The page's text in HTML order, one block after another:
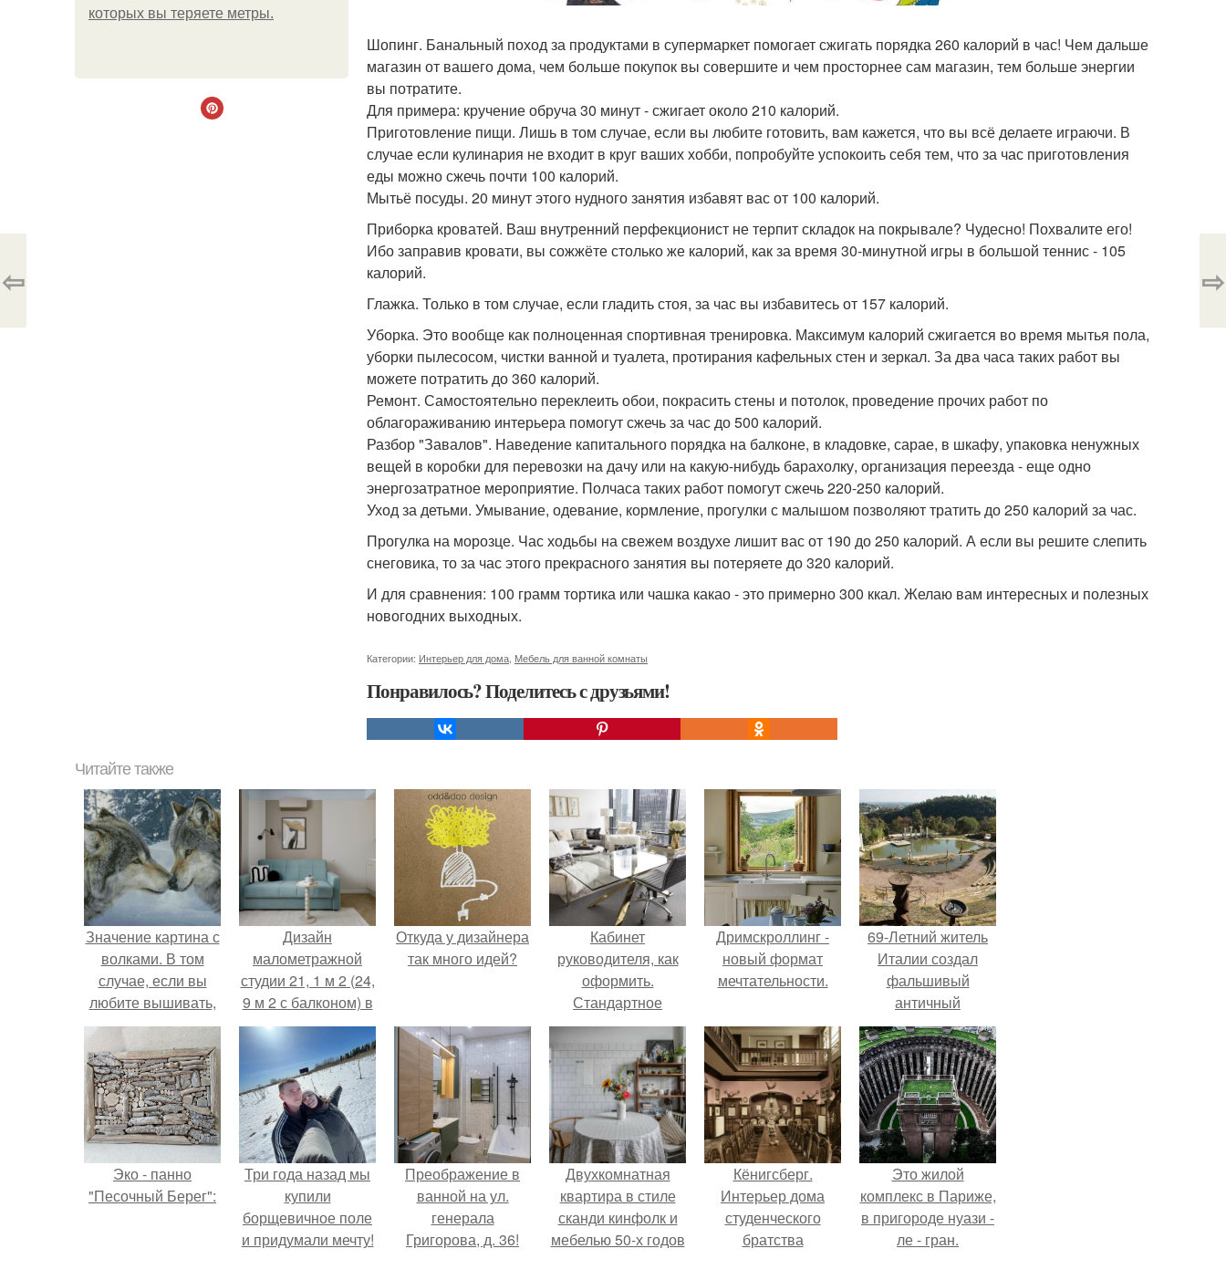
которых вы теряете метры.
Шопинг. Банальный поход за продуктами в супермаркет помогает сжигать порядка 260 калорий в час! Чем дальше
магазин от вашего дома, чем больше покупок вы совершите и чем просторнее сам магазин, тем больше энергии
вы потратите.
Для примера: кручение обруча 30 минут - сжигает около 210 калорий.
Приготовление пищи. Лишь в том случае, если вы любите готовить, вам кажется, что вы всё делаете играючи. В
случае если кулинария не входит в круг ваших хобби, попробуйте успокоить себя тем, что за час приготовления
еды можно сжечь почти 100 калорий.
Мытьё посуды. 20 минут этого нудного занятия избавят вас от 100 калорий.
Приборка кроватей. Ваш внутренний перфекционист не терпит складок на покрывале? Чудесно! Похвалите его!
Ибо заправив кровати, вы сожжёте столько же калорий, как за время 30-минутной игры в большой теннис - 105
калорий.
Глажка. Только в том случае, если гладить стоя, за час вы избавитесь от 157 калорий.
Уборка. Это вообще как полноценная спортивная тренировка. Максимум калорий сжигается во время мытья пола,
уборки пылесосом, чистки ванной и туалета, протирания кафельных стен и зеркал. За два часа таких работ вы
можете потратить до 360 калорий.
Ремонт. Самостоятельно переклеить обои, покрасить стены и потолок, проведение прочих работ по
облагораживанию интерьера помогут сжечь за час до 500 калорий.
Разбор "Завалов". Наведение капитального порядка на балконе, в кладовке, сарае, в шкафу, упаковка ненужных
вещей в коробки для перевозки на дачу или на какую-нибудь барахолку, организация переезда - еще одно
энергозатратное мероприятие. Полчаса таких работ помогут сжечь 220-250 калорий.
Уход за детьми. Умывание, одевание, кормление, прогулки с малышом позволяют тратить до 250 калорий за час.
Прогулка на морозце. Час ходьбы на свежем воздухе лишит вас от 190 до 250 калорий. А если вы решите слепить
снеговика, то за час этого прекрасного занятия вы потеряете до 320 калорий.
И для сравнения: 100 грамм тортика или чашка какао - это примерно 300 ккал. Желаю вам интересных и полезных
новогодних выходных.
Категории: Интерьер для дома Мебель для ванной комнаты
Понравилось? Поделитесь с друзьями!
⇦ ⇨
Читайте также
Значение картина с
волками. В том
случае, если вы
любите вышивать,
то наверняка
задумывались о
том, что означает та
или иная вышитая
вами картина.
Дизайн
малометражной
студии 21, 1 м 2 (24,
9 м 2 с балконом) в
Краснодаре.
Откуда у дизайнера
так много идей?
Кабинет
руководителя, как
оформить.
Стандартное
разделение на зоны
Дримскроллинг -
новый формат
мечтательности.
69-Летний житель
Италии создал
фальшивый
античный
амфитеатр и
долгое время
успешно выдавал
его за настоящее
историческое
наследие.
Эко - панно
"Песочный Берег":
Три года назад мы
купили
борщевичное поле
и придумали мечту!
Преображение в
ванной на ул.
генерала
Григорова, д. 36!
Двухкомнатная
квартира в стиле
сканди кинфолк и
мебелью 50-х годов
Кёнигсберг.
Интерьер дома
студенческого
братства
Это жилой
комплекс в Париже,
в пригороде нуази -
ле - гран.